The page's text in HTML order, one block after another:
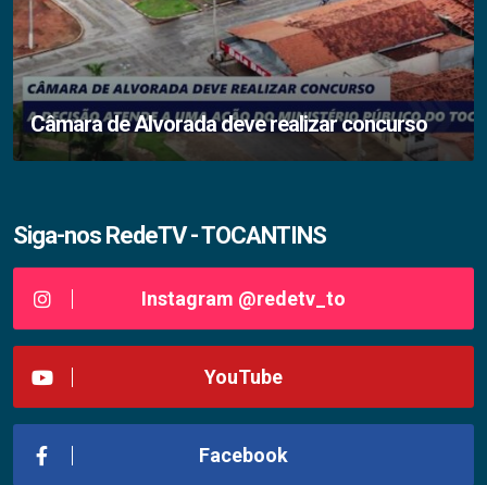
Câmara de Alvorada deve realizar concurso
Siga-nos RedeTV - TOCANTINS
Instagram @redetv_to
YouTube
Facebook